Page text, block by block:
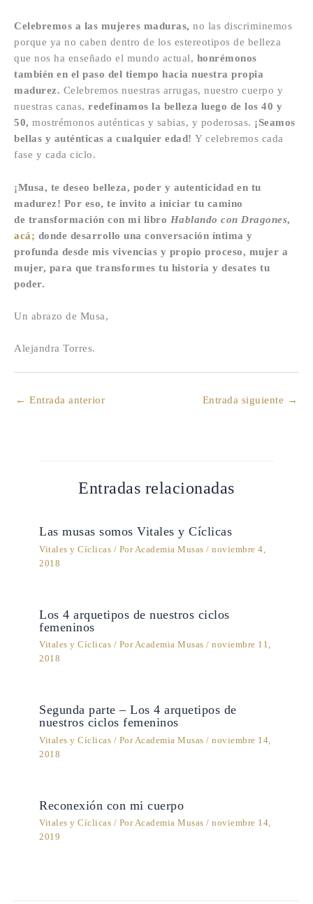
Celebremos a las mujeres maduras, no las discriminemos
porque ya no caben dentro de los estereotipos de belleza
que nos ha enseñado el mundo actual, honrémonos
también en el paso del tiempo hacia nuestra propia
madurez. Celebremos nuestras arrugas, nuestro cuerpo y
nuestras canas, redefinamos la belleza luego de los 40 y
50, mostrémonos auténticas y sabias, y poderosas. ¡Seamos
bellas y auténticas a cualquier edad! Y celebremos cada
fase y cada ciclo.
¡Musa, te deseo belleza, poder y autenticidad en tu
madurez! Por eso, te invito a iniciar tu camino
de transformación con mi libro Hablando con Dragones,
acá; donde desarrollo una conversación íntima y
profunda desde mis vivencias y propio proceso, mujer a
mujer, para que transformes tu historia y desates tu
poder.
Un abrazo de Musa,
Alejandra Torres.
← Entrada anterior Entrada siguiente →
Entradas relacionadas
Las musas somos Vitales y Cíclicas
Vitales y Cíclicas / Por Academia Musas/noviembre 4,
2018
Los 4 arquetipos de nuestros ciclos
femeninos
Vitales y Cíclicas / PorAcademia Musas/noviembre 11,
2018
Segunda parte – Los 4 arquetipos de
nuestros ciclos femeninos
Vitales y Cíclicas / Por Academia Musas/noviembre 14,
2018
Reconexión con mi cuerpo
Vitales y Cíclicas / PorAcademia Musas/noviembre 14,
2019